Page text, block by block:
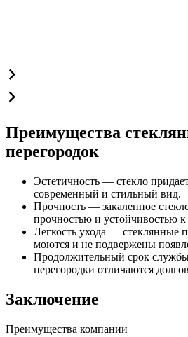
Преимущества
перегородок
Эстетичность — стекло
современный и стильный вид.
Прочность — закаленное
прочностью и устойчивостью
Легкость ухода — стеклянные
моются и не подвержены
Продолжительный срок
перегородки отличаются
Заключение
Преимущества компании